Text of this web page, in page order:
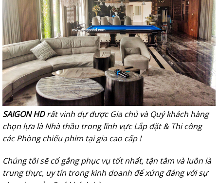
SAIGON HDrất vinh dự được Gia chủ và Quý khách hàng
chọn lựa là Nhà thầu trong lĩnh vực Lắp đặt & Thi công
các Phòng chiếu phim tại gia cao cấp !
Chúng tôi sẽ cố gắng phục vụ tốt nhất, tận tâm và luôn là
trung thực, uy tín trong kinh doanh để xứng đáng với sự